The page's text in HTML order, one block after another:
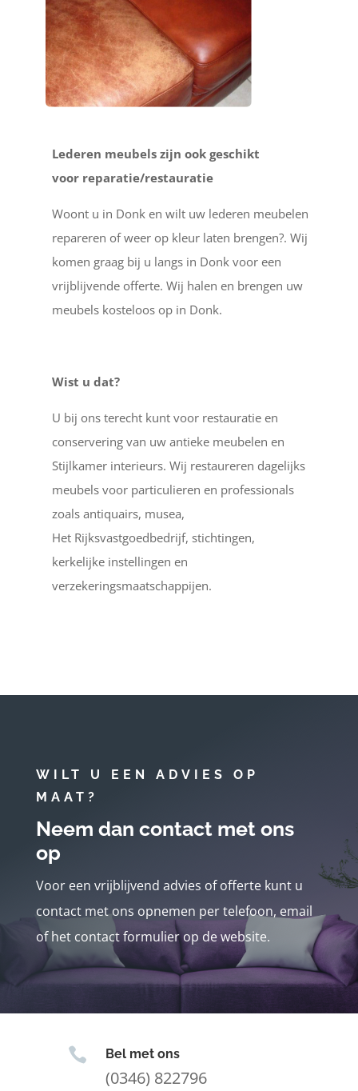
Lederen meubels zijn ook geschikt
voor reparatie/restauratie
Woont u in Donk en wilt uw lederen meubelen
repareren of weer op kleur laten brengen?. Wij
komen graag bij u langs in Donk voor een
vrijblijvende offerte. Wij halen en brengen uw
meubels kosteloos op in Donk.
Wist u dat?
U bij ons terecht kunt voor restauratie en
conservering van uw antieke meubelen en
Stijlkamer interieurs. Wij restaureren dagelijks
meubels voor particulieren en professionals
zoals antiquairs, musea,
Het Rijksvastgoedbedrijf, stichtingen,
kerkelijke instellingen en
verzekeringsmaatschappijen.
WILT U EEN ADVIES OP
MAAT?
Neem dan contact met ons
op
Voor een vrijblijvend advies of offerte kunt u
contact met ons opnemen per telefoon, email
of het contact formulier op de website.
 Bel met ons
(0346) 822796